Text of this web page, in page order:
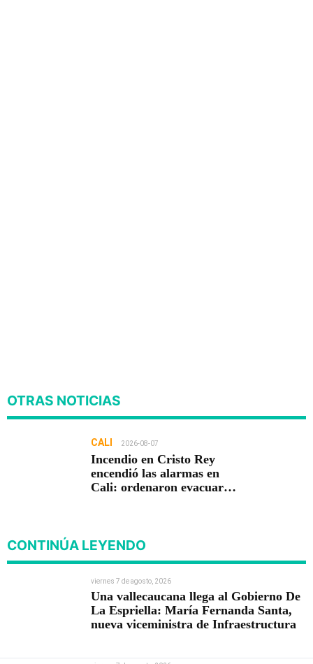
OTRAS NOTICIAS
CALI 2026-08-07
Incendio en Cristo Rey
encendió las alarmas en
Cali: ordenaron evacuar
CONTINÚA LEYENDO
viernes 7 de agosto, 2026
Una vallecaucana llega al Gobierno De
La Espriella: María Fernanda Santa,
nueva viceministra de Infraestructura